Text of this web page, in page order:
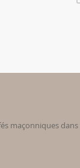
maçonniques